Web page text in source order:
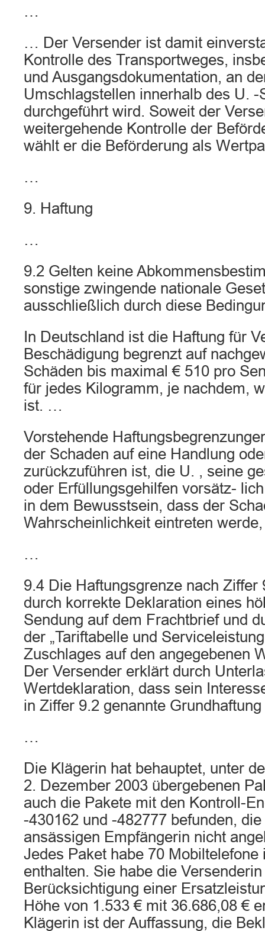
…
… Der Versender ist damit
Kontrolle des Transportweges,
und Ausgangsdokumentation, an
Umschlagstellen innerhalb des U. -
durchgeführt wird. Soweit der
weitergehende Kontrolle der
wählt er die Beförderung als
…
9. Haftung
…
9.2 Gelten keine
sonstige zwingende nationale
ausschließlich durch diese
In Deutschland ist die Haftung für
Beschädigung begrenzt auf
Schäden bis maximal € 510 pro
für jedes Kilogramm, je nachdem,
ist. …
Vorstehende
der Schaden auf eine Handlung
zurückzuführen ist, die U. , seine
oder Erfüllungsgehilfen vorsätz-
in dem Bewusstsein, dass der
Wahrscheinlichkeit eintreten
…
9.4 Die Haftungsgrenze nach Ziffer
durch korrekte Deklaration eines
Sendung auf dem Frachtbrief und
der „Tariftabelle und
Zuschlages auf den angegebenen
Der Versender erklärt durch
Wertdeklaration, dass sein
in Ziffer 9.2 genannte
…
Die Klägerin hat behauptet, unter
2. Dezember 2003 übergebenen
auch die Pakete mit den Kontroll-
-430162 und -482777 befunden,
ansässigen Empfängerin nicht
Jedes Paket habe 70
enthalten. Sie habe die
Berücksichtigung einer
Höhe von 1.533 € mit 36.686,08 €
Klägerin ist der Auffassung, die